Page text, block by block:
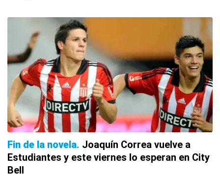
Fin de la novela Joaquín Correa vuelve a
Estudiantes y este viernes lo esperan en City
Bell